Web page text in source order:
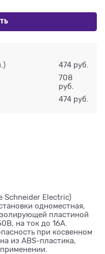
474 руб.
708
руб.
474 руб.
Schneider Electric)
одноместная,
пластиной
на ток до 16А.
при косвенном
из ABS-пластика,